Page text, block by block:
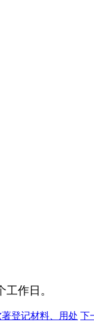
作日。
登记材料、用处 下